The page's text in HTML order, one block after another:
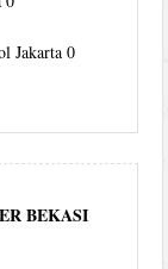
Jakarta 0
BEKASI